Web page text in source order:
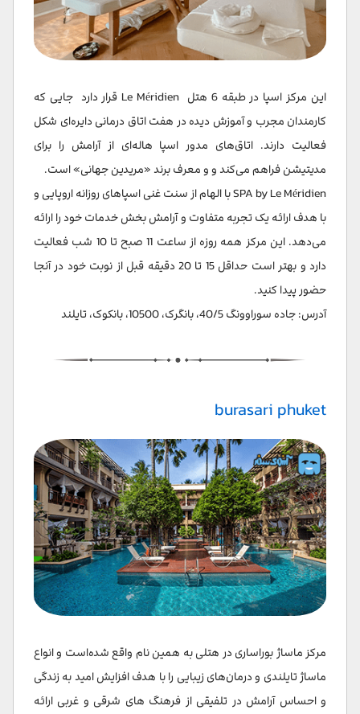
این مرکز اسپا در طبقه 6 هتل Le Méridien قرار دارد جایی که
کارمندان مجرب و آموزش دیده در هفت اتاق درمانی دایره‌ای شکل
فعالیت دارند. اتاق‌های مدور اسپا هاله‌ای از آرامش را برای
مدیتیشن فراهم می‌کند و و معرف برند «مریدین جهانی» است.
SPA by Le Méridien با الهام از سنت غنی اسپاهای روزانه اروپایی و
با هدف ارائه یک تجربه متفاوت و آرامش بخش خدمات خود را ارائه
می‌دهد. این مرکز همه روزه از ساعت 11 صبح تا 10 شب فعالیت
دارد و بهتر است حداقل 15 تا 20 دقیقه قبل از نوبت خود در آنجا
حضور پیدا کنید.
آدرس: جاده سوراوونگ 40/5، بانگرک، 10500، بانکوک، تایلند
burasari phuket
مرکز ماساژ بوراساری در هتلی به همین نام واقع شده‌است و انواع
ماساژ تایلندی و درمان‌های زیبایی را با هدف افزایش امید به زندگی
و احساس آرامش در تلفیقی از فرهنگ های شرقی و غربی ارائه